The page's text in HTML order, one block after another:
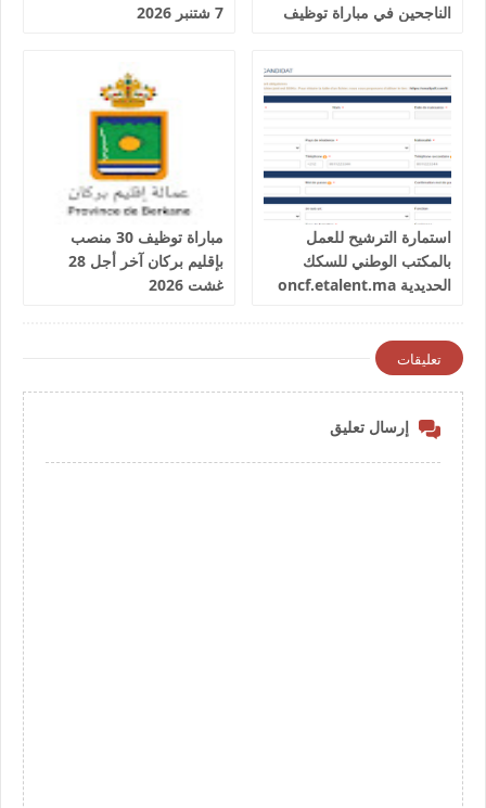
الناجحين في مباراة توظيف
7 شتنبر 2026
استمارة الترشيح للعمل
بالمكتب الوطني للسكك
الحديدية oncf.etalent.ma
مباراة توظيف 30 منصب
بإقليم بركان آخر أجل 28
غشت 2026
تعليقات
إرسال تعليق